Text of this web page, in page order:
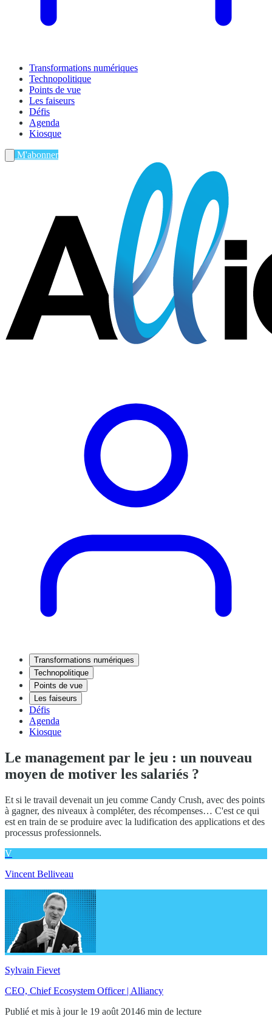
Transformations numériques
Technopolitique
Points de vue
Les faiseurs
Défis
Agenda
Kiosque
M'abonner
Transformations numériques
Technopolitique
Points de vue
Les faiseurs
Défis
Agenda
Kiosque
Le management par le jeu : un nouveau
moyen de motiver les salariés ?
Et si le travail devenait un jeu comme Candy Crush, avec des points
à gagner, des niveaux à compléter, des récompenses… C'est ce qui
est en train de se produire avec la ludification des applications et des
processus professionnels.
V
Vincent Belliveau
Sylvain Fievet
CEO, Chief Ecosystem Officer | Alliancy
Publié et mis à jour le 19 août 20146 min de lecture